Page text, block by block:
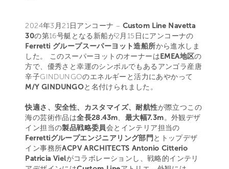
2024年3月21日アンコーナ – Custom Line Navetta
30の第16号艇となる新船が2月15日にアンコーナの
Ferretti グループスーパーヨット造船所から進水しま
した。 このスーパーヨットのオーナーはEMEA地区の
方で、優秀さと幸運のシンボルでもあるアンゴラ産唐
辛子GINDUNGOのエネルギーと活力にあやかって
M/Y GINDUNGOと名付けられました。
快適さ、安全性、カスタマイズ、耐航性が際立つこの
海の芸術作品は全長28.43m、 最大幅7.3m。外観デザ
イン担当の製品戦略委員会とインテリア担当の
Ferrettiグループエンジニアリング部門 とトップデザ
イン事務所ACPV ARCHITECTS Antonio Citterio
Patricia Vielがコラボレーションし、戦略的インテリ